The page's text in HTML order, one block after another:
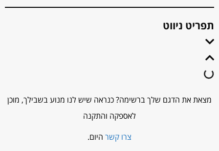
תפריט ניווט
מצאת את הדגם שלך ברשימה? כנראה שיש לנו מנוע בשבילך, מוכן
לאספקה והתקנה
צרו קשר היום.